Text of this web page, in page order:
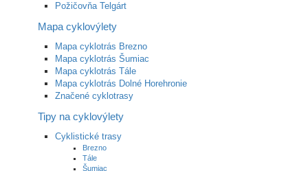
Požičovňa Telgárt
Mapa cyklovýlety
Mapa cyklotrás Brezno
Mapa cyklotrás Šumiac
Mapa cyklotrás Tále
Mapa cyklotrás Dolné Horehronie
Značené cyklotrasy
Tipy na cyklovýlety
Cyklistické trasy
Brezno
Tále
Šumiac